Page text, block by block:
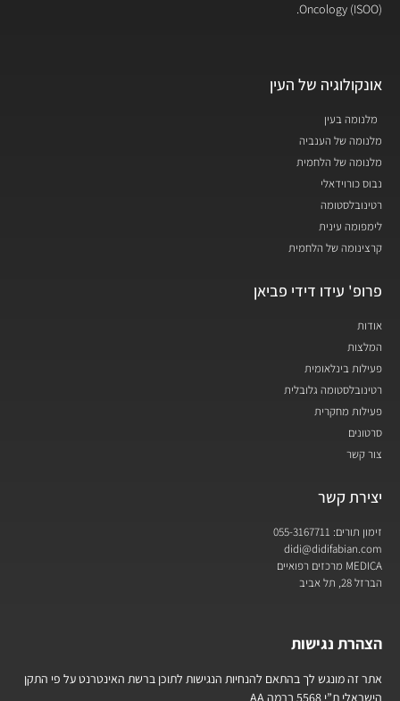
Oncology (ISOO).
אונקולוגיה של העין
מלנומה בעין
מלנומה של הענביה
מלנומה של הלחמית
נבוס כורוידאלי
רטינובלסטומה
לימפומה עינית
קרצינומה של הלחמית
פרופ' עידו דידי פביאן
אודות
המלצות
פעילות בינלאומית
רטינובלסטומה גלובלית
פעילות מחקרית
סרטונים
צור קשר
יצירת קשר
זימון תורים: 055-3167711
didi@didifabian.com
MEDICA מרכזים רפואיים
הברזל 28, תל אביב
הצהרת נגישות
אתר זה מונגש לך בהתאם להנחיות הנגישות לתוכן ברשת האינטרנט על פי התקן
הישראלי ת”י 5568 ברמה AA